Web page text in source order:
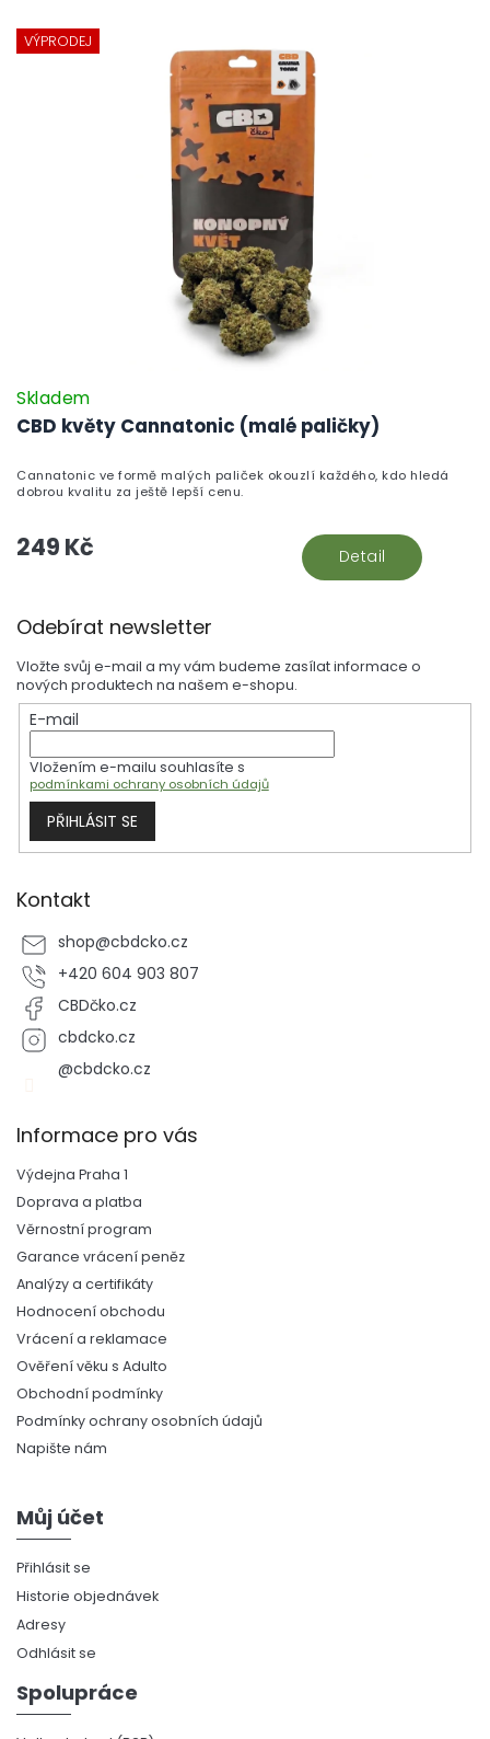
VÝPRODEJ
CBD květy Cannatonic (malé paličky)
Skladem
249 Kč Detail
Cannatonic ve formě malých paliček okouzlí každého, kdo hledá
dobrou kvalitu za ještě lepší cenu.
Odebírat newsletter
Vložte svůj e-mail a my vám budeme zasílat informace o
nových produktech na našem e-shopu.
E-mail
Vložením e-mailu souhlasíte s
podmínkami ochrany osobních údajů
PŘIHLÁSIT SE
Kontakt
shop@cbdcko.cz
+420 604 903 807
CBDčko.cz
cbdcko.cz
@cbdcko.cz
Informace pro vás
Výdejna Praha 1
Doprava a platba
Věrnostní program
Garance vrácení peněz
Analýzy a certifikáty
Hodnocení obchodu
Vrácení a reklamace
Ověření věku s Adulto
Obchodní podmínky
Podmínky ochrany osobních údajů
Napište nám
Můj účet
Přihlásit se
Historie objednávek
Adresy
Odhlásit se
Spolupráce